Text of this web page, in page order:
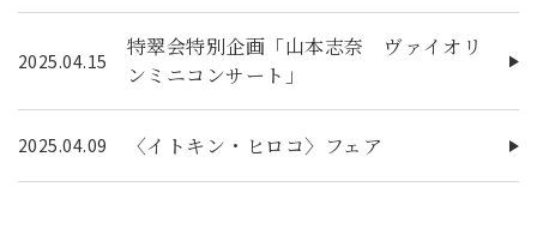
2025.04.15
特翠会特別企画「山本志奈 ヴァイオリ
ンミニコンサート」
2025.04.09 〈イトキン・ヒロコ〉フェア